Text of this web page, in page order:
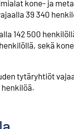
kone- ja
39 340
142 500
sekä
tytäryhtiöt